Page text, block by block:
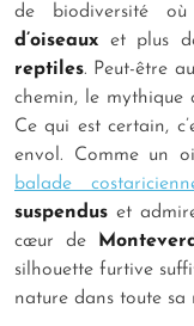
de biodiversité
d’oiseaux et plus
reptiles. Peut-être
chemin, le mythique
Ce qui est certain,
envol. Comme un
balade
suspendus et
cœur de
silhouette furtive
nature dans toute sa